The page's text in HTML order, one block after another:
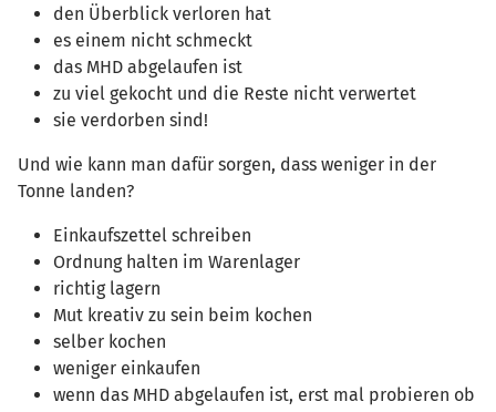
den Überblick verloren hat
es einem nicht schmeckt
das MHD abgelaufen ist
zu viel gekocht und die Reste nicht verwertet
sie verdorben sind!
Und wie kann man dafür sorgen, dass weniger in der
Tonne landen?
Einkaufszettel schreiben
Ordnung halten im Warenlager
richtig lagern
Mut kreativ zu sein beim kochen
selber kochen
weniger einkaufen
wenn das MHD abgelaufen ist, erst mal probieren ob